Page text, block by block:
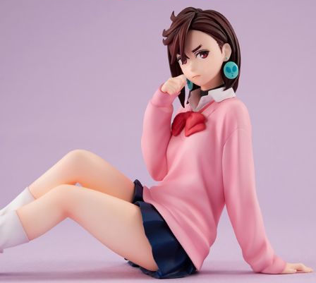
每筆NT$65，滿NT$1,300(含以上)免運費
每筆NT$100，滿NT$1,300(含以上)免運費
宅配-離島(澎湖/金門/馬祖)-木棉花樂園專用